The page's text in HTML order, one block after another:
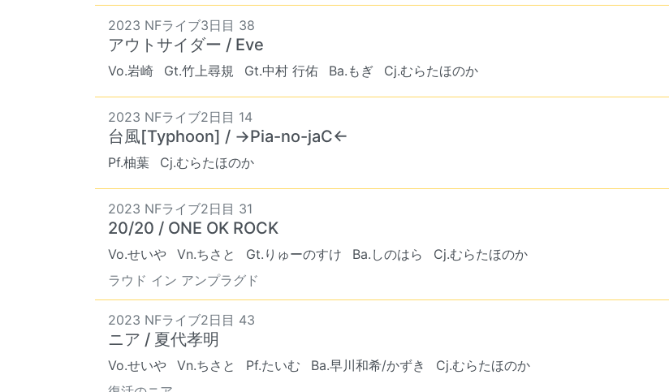
2023 NFライブ3日目 38
アウトサイダー / Eve
Vo.岩崎 Gt.竹上尋規 Gt.中村 行佑 Ba.もぎ Cj.むらたほのか
2023 NFライブ2日目 14
台風[Typhoon] / →Pia-no-jaC←
Pf.柚葉 Cj.むらたほのか
2023 NFライブ2日目 31
20/20 / ONE OK ROCK
Vo.せいや Vn.ちさと Gt.りゅーのすけ Ba.しのはら
Cj.むらたほのか
ラウド イン アンプラグド
2023 NFライブ2日目 43
ニア / 夏代孝明
Vo.せいや Vn.ちさと Pf.たいむ Ba.早川和希/かずき
Cj.むらたほのか